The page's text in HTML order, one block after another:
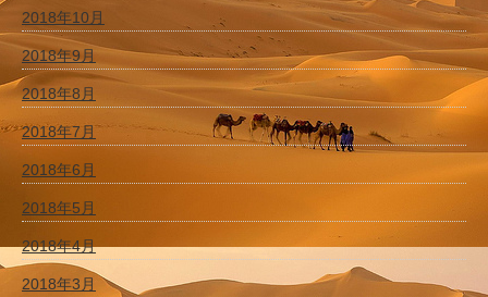
2018年10月
2018年9月
2018年8月
2018年7月
2018年6月
2018年5月
2018年4月
2018年3月